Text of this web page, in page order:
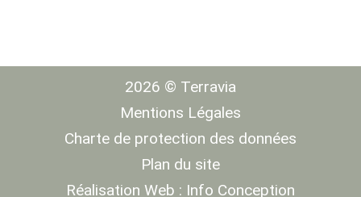
2026 © Terravia
Mentions Légales
Charte de protection des données
Plan du site
Réalisation Web : Info Conception